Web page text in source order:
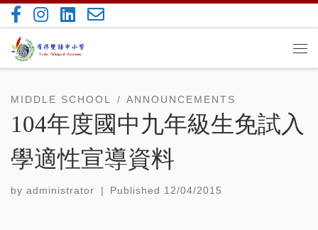
Skip to content
MIDDLE SCHOOL ANNOUNCEMENTS
104年度國中九年級生免試入
學適性宣導資料
by administrator Published 12/04/2015